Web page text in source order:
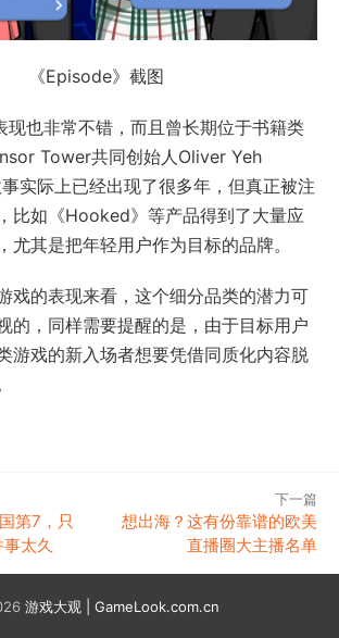
《Episode》截图
现也非常不错，而且曾长期位于书籍类
Tower共同创始人Oliver Yeh
实际上已经出现了很多年，但真正被注
比如《Hooked》等产品得到了大量应
尤其是把年轻用户作为目标的品牌。
戏的表现来看，这个细分品类的潜力可
的，同样需要提醒的是，由于目标用户
游戏的新入场者想要凭借同质化内容脱
第7，只
太久
下一篇
想出海？这有份靠谱的欧美
直播圈大主播名单
游戏大观 | GameLook.com.cn